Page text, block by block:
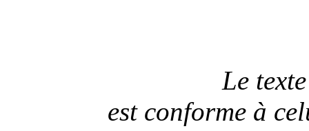
Le
est conforme à